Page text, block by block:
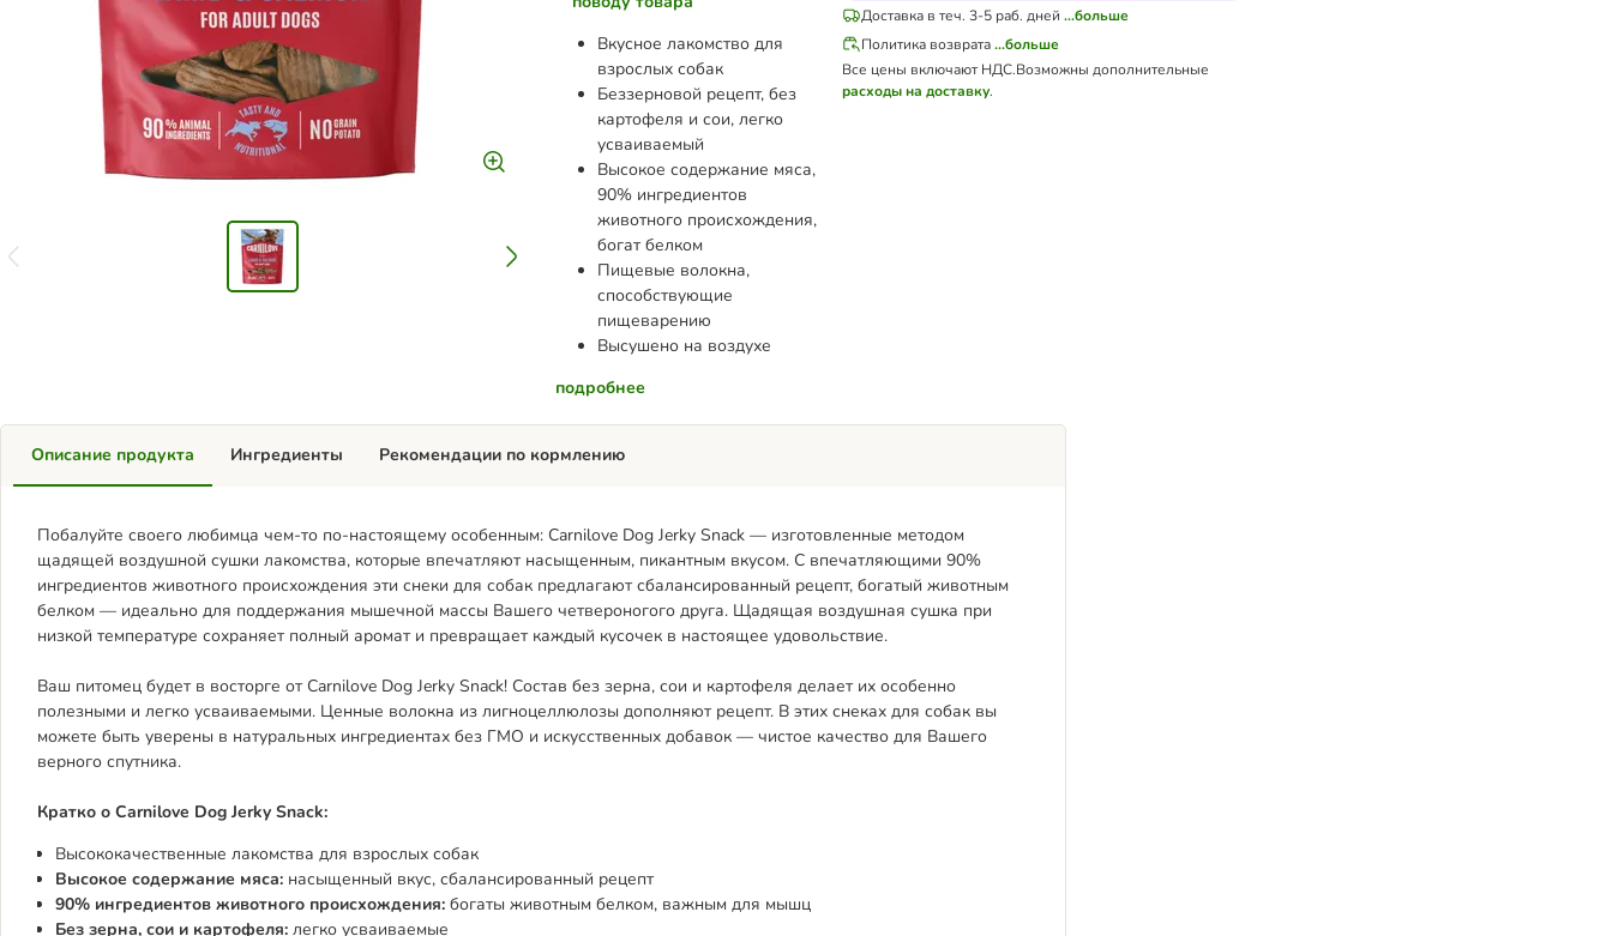
Вкусное лакомство для
взрослых собак
Беззерновой рецепт, без
картофеля и сои, легко
усваиваемый
Высокое содержание мяса,
90% ингредиентов
животного происхождения,
богат белком
Пищевые волокна,
способствующие
пищеварению
Высушено на воздухе
подробнее
Доставка в теч. 3-5 раб. дней ...больше
Политика возврата ...больше
Все цены включают НДС.Возможны дополнительные
расходы на доставку.
Описание продукта
Побалуйте своего любимца чем-то по-настоящему особенным: Carnilove Dog Jerky Snack — изготовленные методом
щадящей воздушной сушки лакомства, которые впечатляют насыщенным, пикантным вкусом. С впечатляющими 90%
ингредиентов животного происхождения эти снеки для собак предлагают сбалансированный рецепт, богатый животным
белком — идеально для поддержания мышечной массы Вашего четвероногого друга. Щадящая воздушная сушка при
низкой температуре сохраняет полный аромат и превращает каждый кусочек в настоящее удовольствие.
Ваш питомец будет в восторге от Carnilove Dog Jerky Snack! Состав без зерна, сои и картофеля делает их особенно
полезными и легко усваиваемыми. Ценные волокна из лигноцеллюлозы дополняют рецепт. В этих снеках для собак вы
можете быть уверены в натуральных ингредиентах без ГМО и искусственных добавок — чистое качество для Вашего
верного спутника.
Кратко о Carnilove Dog Jerky Snack:
Высококачественные лакомства для взрослых собак
Высокое содержание мяса: насыщенный вкус, сбалансированный рецепт
90% ингредиентов животного происхождения: богаты животным белком, важным для мышц
Без зерна, сои и картофеля: легко усваиваемые
Ингредиенты Рекомендации по кормлению